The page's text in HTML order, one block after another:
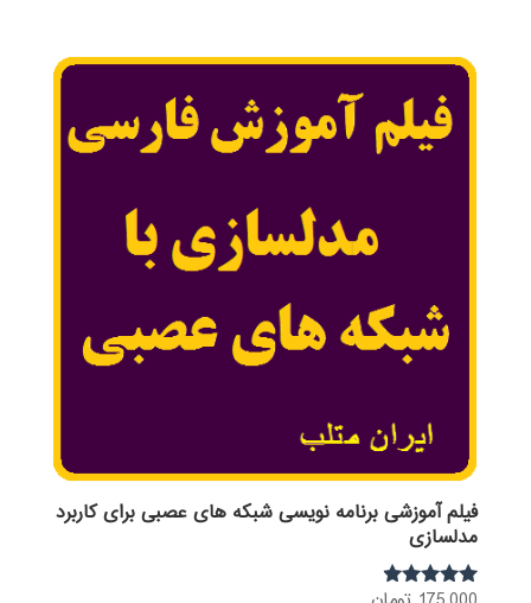
فیلم آموزشی برنامه نویسی شبکه های عصبی برای کاربرد
مدلسازی